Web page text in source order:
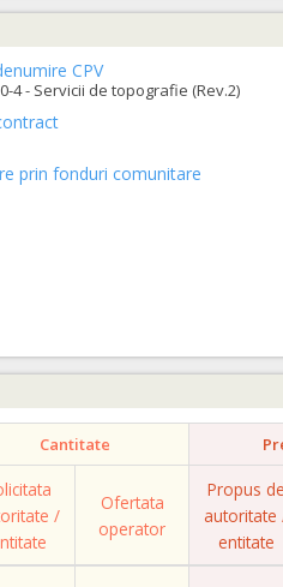
CPV
4 - Servicii de topografie (Rev.2)
prin fonduri comunitare
Cantitate
/
Ofertata
operator
Propus de
autoritate
entitate